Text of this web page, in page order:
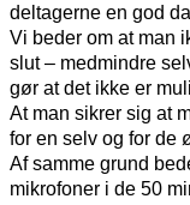
deltagerne en god
Vi beder om at man
slut – medmindre
gør at det ikke er
At man sikrer sig at
for en selv og for de
Af samme grund
mikrofoner i de 50